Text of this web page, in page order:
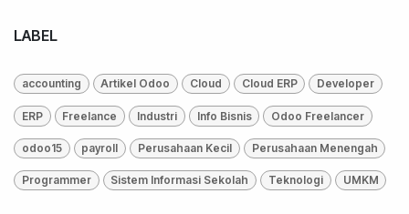
LABEL
accounting Artikel Odoo Cloud Cloud ERP Developer
ERP Freelance Industri Info Bisnis Odoo Freelancer
odoo15 payroll Perusahaan Kecil Perusahaan Menengah
Programmer Sistem Informasi Sekolah Teknologi UMKM